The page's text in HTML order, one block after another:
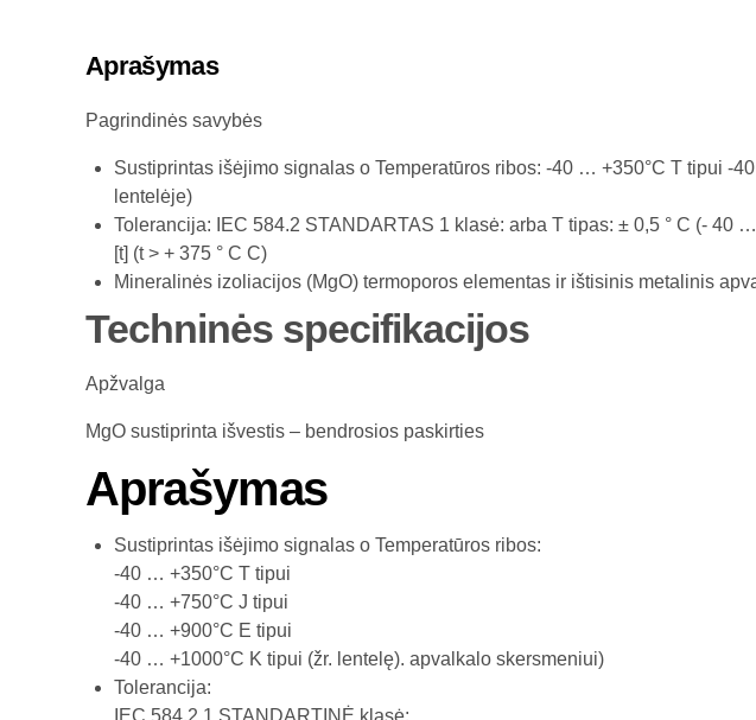
Aprašymas
Pagrindinės savybės
Sustiprintas išėjimo signalas o Temperatūros ribos: -40 … +350°C T tipui -
lentelėje)
Tolerancija: IEC 584.2 STANDARTAS 1 klasė: arba T tipas: ± 0,5 ° C (- 40
[t] (t > + 375 ° C C)
Mineralinės izoliacijos (MgO) termoporos elementas ir ištisinis metalinis
Techninės specifikacijos
Apžvalga
MgO sustiprinta išvestis – bendrosios paskirties
Aprašymas
Sustiprintas išėjimo signalas o Temperatūros ribos:
-40 … +350°C T tipui
-40 … +750°C J tipui
-40 … +900°C E tipui
-40 … +1000°C K tipui (žr. lentelę). apvalkalo skersmeniui)
Tolerancija:
IEC 584.2 1 STANDARTINĖ klasė: